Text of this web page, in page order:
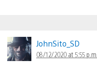
JohnSito_SD
08/12/2020 at 5:55 p.m.